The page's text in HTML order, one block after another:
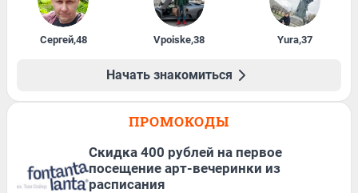
Сергей,48 Vpoiske,38 Yura,37
Начать знакомиться
ПРОМОКОДЫ
Cкидка 400 рублей на первое
посещение арт-вечеринки из
расписания